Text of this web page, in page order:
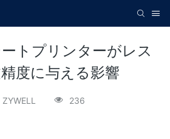
トプリンターがレス
度に与える影響
ZYWELL 236